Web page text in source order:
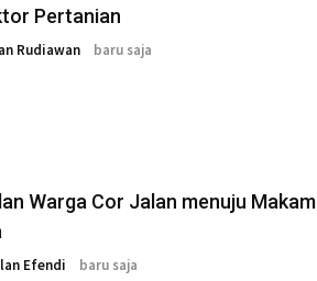
Pertanian
Rudiawan baru saja
Warga Cor Jalan menuju Makam
Efendi baru saja